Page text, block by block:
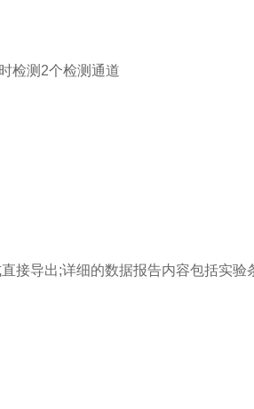
检测2个检测通道
接导出;详细的数据报告内容包括实验